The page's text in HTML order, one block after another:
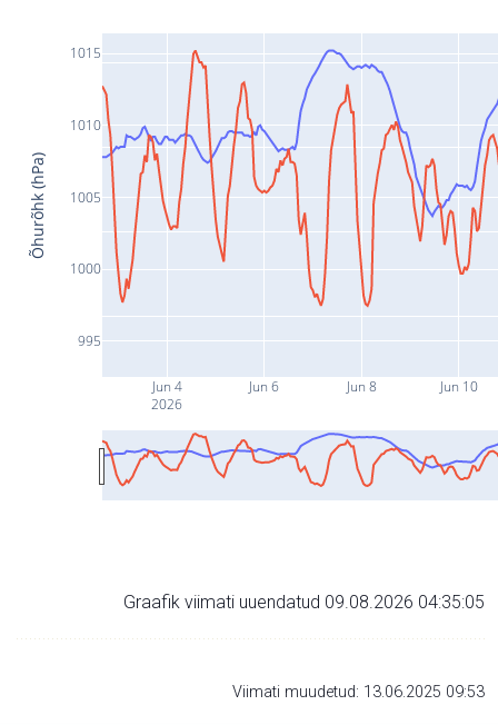
Jun 4
2026
Jun 6 Jun 8 Jun 10
995
1000
1005
1010
1015
Õhurõhk (hPa)
Graafik viimati uuendatud 09.08.2026 04:35:05
Viimati muudetud: 13.06.2025 09:53